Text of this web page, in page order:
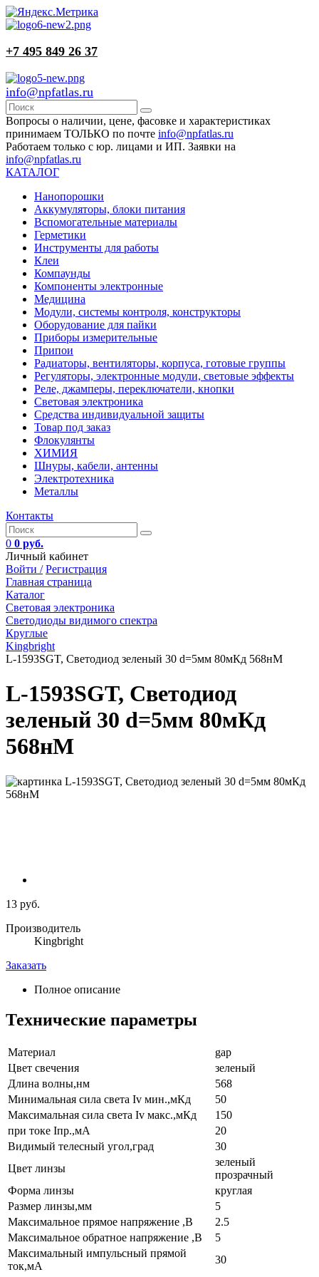
+7 495 849 26 37
info@npfatlas.ru
Вопросы о наличии, цене, фасовке и характеристиках
принимаем ТОЛЬКО по почте info@npfatlas.ru
Работаем только с юр. лицами и ИП. Заявки на
info@npfatlas.ru
КАТАЛОГ
Нанопорошки
Аккумуляторы, блоки питания
Вспомогательные материалы
Герметики
Инструменты для работы
Клеи
Компаунды
Компоненты электронные
Медицина
Модули, системы контроля, конструкторы
Оборудование для пайки
Приборы измерительные
Припои
Радиаторы, вентиляторы, корпуса, готовые группы
Регуляторы, электронные модули, световые эффекты
Реле, джамперы, переключатели, кнопки
Световая электроника
Средства индивидуальной защиты
Товар под заказ
Флокулянты
ХИМИЯ
Шнуры, кабели, антенны
Электротехника
Металлы
Контакты
0 0 руб.
Личный кабинет
Войти / Регистрация
Главная страница
Каталог
Световая электроника
Светодиоды видимого спектра
Круглые
Kingbright
L-1593SGT, Светодиод зеленый 30 d=5мм 80мКд 568нМ
L-1593SGT, Светодиод
зеленый 30 d=5мм 80мКд
568нМ
13 руб.
Производитель
Kingbright
Заказать
Полное описание
Технические параметры
Материал
gap
Цвет свечения
зеленый
Длина волны,нм
568
Минимальная сила света Iv мин.,мКд
50
Максимальная сила света Iv макс.,мКд
150
при токе Iпр.,мА
20
Видимый телесный угол,град
30
Цвет линзы
зеленый
прозрачный
Форма линзы
круглая
Размер линзы,мм
5
Максимальное прямое напряжение ,В
2.5
Максимальное обратное напряжение ,В
5
Максимальный импульсный прямой
ток,мА
30